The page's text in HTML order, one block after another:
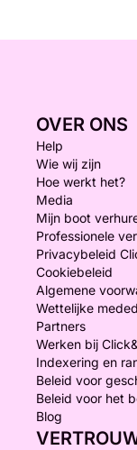
OVER ONS
Help
Wie wij zijn
Hoe werkt het?
Media
Mijn boot
Professionele
Privacybeleid
Cookiebeleid
Algemene
Wettelijke
Partners
Werken bij
Indexering en
Beleid voor
Beleid voor het
Blog